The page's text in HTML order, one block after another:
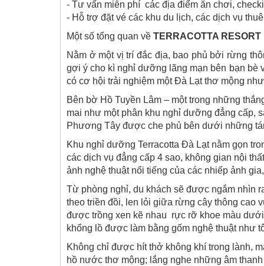
- Tư vấn miễn phí các địa điểm ăn chơi,
- Hỗ trợ đặt vé các khu du lịch, các dịch vụ
Một số tổng quan về TERRACOTTA RESORT
Nằm ở một vị trí đắc địa, bao phủ bởi rừng
gợi ý cho kì nghỉ dưỡng lãng mạn bên bạn bè
có cơ hội trải nghiệm một Đà Lạt thơ mộng
Bên bờ Hồ Tuyền Lâm – một trong những
mai như một phân khu nghỉ dưỡng đẳng cấp,
Phương Tây được che phủ bên dưới những
Khu nghỉ dưỡng Terracotta Đà Lạt nằm gọn
các dịch vụ đẳng cấp 4 sao, không gian nội
ảnh nghệ thuật nổi tiếng của các nhiếp ảnh
Từ phòng nghỉ, du khách sẽ được ngắm nhìn
theo triền đồi, len lỏi giữa rừng cây thông cao
được trồng xen kẽ nhau rực rỡ khoe màu
khổng lồ được làm bằng gốm nghệ thuật như
Không chỉ được hít thở không khí trong lành,
hồ nước thơ mộng; lắng nghe những âm